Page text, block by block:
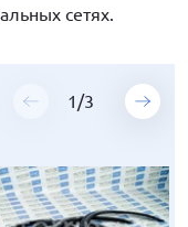
сетях.
1 /3
1 /3
1 /3